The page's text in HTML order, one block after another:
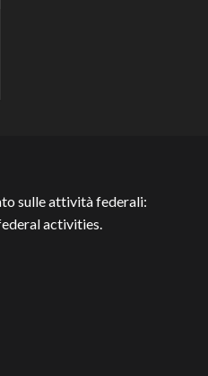
sulle attività federali:
activities.